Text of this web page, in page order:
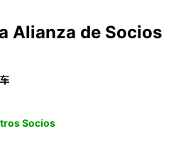
Alianza de Socios
Socios